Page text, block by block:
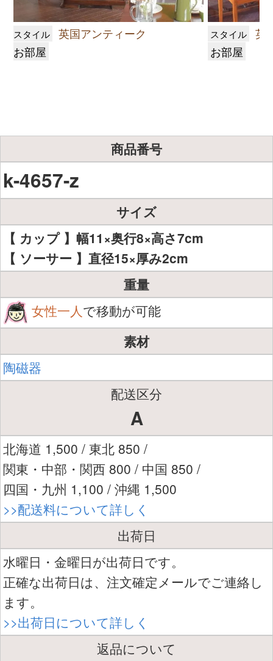
スタイル
英国アンティーク
お部屋
スタイル
英
お部屋
商品番号
k-4657-z
サイズ
【 カップ 】幅11×奥行8×高さ7cm
【 ソーサー 】直径15×厚み2cm
重量
女性一人で移動が可能
素材
陶磁器
配送区分
A
北海道 1,500 / 東北 850 /
関東・中部・関西 800 / 中国 850 /
四国・九州 1,100 / 沖縄 1,500
>>配送料について詳しく
出荷日
水曜日・金曜日が出荷日です。
正確な出荷日は、注文確定メールでご連絡し
ます。
>>出荷日について詳しく
返品について